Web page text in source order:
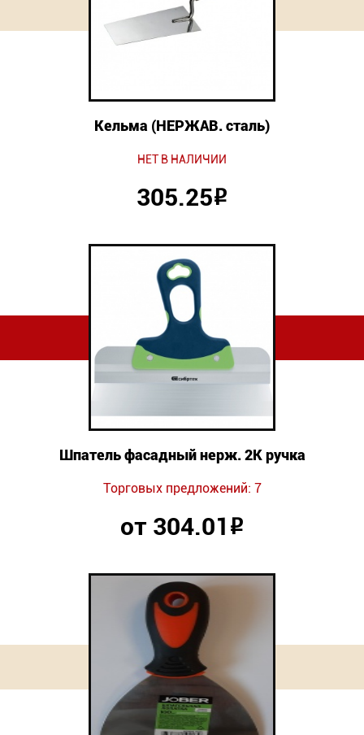
Кельма (НЕРЖАВ. сталь)
НЕТ В НАЛИЧИИ
305.25Р
Шпатель фасадный нерж. 2К ручка
Торговых предложений: 7
от 304.01 Р